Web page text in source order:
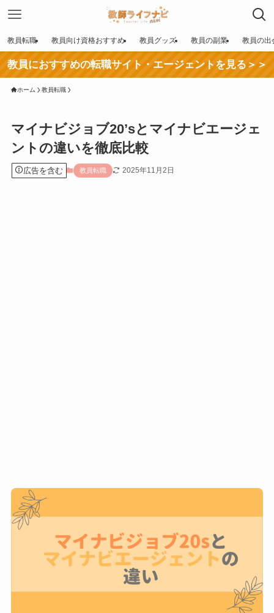
教員転職 教員向け資格おすすめ 教員グッズ 教員の副業 教員の出
教員におすすめの転職サイト・エージェントを見る＞＞
ホーム 教員転職
マイナビジョブ20’sとマイナビエージェ
ントの違いを徹底比較
広告を含む 教員転職 2025年11月2日